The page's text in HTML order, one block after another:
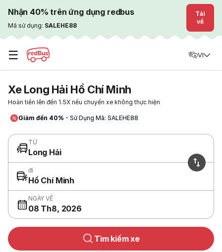
Nhận 40% trên ứng dụng redbus
Mã sử dụng: SALEHE88
Tải
về
☰ VI
Xe Long Hải Hồ Chí Minh
Hoàn tiền lên đến 1.5X nếu chuyến xe không thực hiện
Giảm đến 40% - Sử Dụng Mã: SALEHE88
TỪ
Long Hải
đi
Hồ Chí Minh
NGÀY VỀ
08 Th8, 2026
Tìm kiếm xe